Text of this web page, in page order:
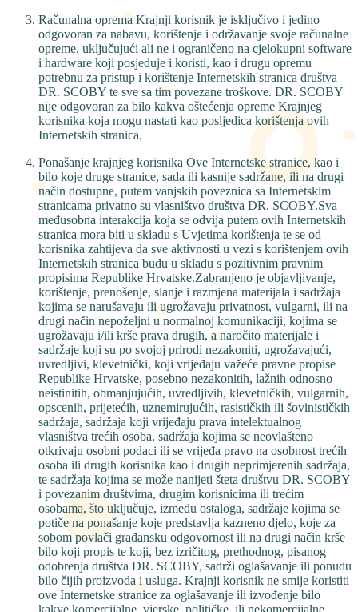
Računalna oprema Krajnji korisnik je isključivo i jedino
odgovoran za nabavu, korištenje i održavanje svoje računalne
opreme, uključujući ali ne i ograničeno na cjelokupni software
i hardware koji posjeduje i koristi, kao i drugu opremu
potrebnu za pristup i korištenje Internetskih stranica društva
DR. SCOBY te sve sa tim povezane troškove. DR. SCOBY
nije odgovoran za bilo kakva oštećenja opreme Krajnjeg
korisnika koja mogu nastati kao posljedica korištenja ovih
Internetskih stranica.
Ponašanje krajnjeg korisnika Ove Internetske stranice, kao i
bilo koje druge stranice, sada ili kasnije sadržane, ili na drugi
način dostupne, putem vanjskih poveznica sa Internetskim
stranicama privatno su vlasništvo društva DR. SCOBY.Sva
međusobna interakcija koja se odvija putem ovih Internetskih
stranica mora biti u skladu s Uvjetima korištenja te se od
korisnika zahtijeva da sve aktivnosti u vezi s korištenjem ovih
Internetskih stranica budu u skladu s pozitivnim pravnim
propisima Republike Hrvatske.Zabranjeno je objavljivanje,
korištenje, prenošenje, slanje i razmjena materijala i sadržaja
kojima se narušavaju ili ugrožavaju privatnost, vulgarni, ili na
drugi način nepoželjni u normalnoj komunikaciji, kojima se
ugrožavaju i/ili krše prava drugih, a naročito materijale i
sadržaje koji su po svojoj prirodi nezakoniti, ugrožavajući,
uvredljivi, klevetnički, koji vrijeđaju važeće pravne propise
Republike Hrvatske, posebno nezakonitih, lažnih odnosno
neistinitih, obmanjujućih, uvredljivih, klevetničkih, vulgarnih,
opscenih, prijetećih, uznemirujućih, rasističkih ili šovinističkih
sadržaja, sadržaja koji vrijeđaju prava intelektualnog
vlasništva trećih osoba, sadržaja kojima se neovlašteno
otkrivaju osobni podaci ili se vrijeđa pravo na osobnost trećih
osoba ili drugih korisnika kao i drugih neprimjerenih sadržaja,
te sadržaja kojima se može nanijeti šteta društvu DR. SCOBY
i povezanim društvima, drugim korisnicima ili trećim
osobama, što uključuje, između ostaloga, sadržaje kojima se
potiče na ponašanje koje predstavlja kazneno djelo, koje za
sobom povlači građansku odgovornost ili na drugi način krše
bilo koji propis te koji, bez izričitog, prethodnog, pisanog
odobrenja društva DR. SCOBY, sadrži oglašavanje ili ponudu
bilo čijih proizvoda i usluga. Krajnji korisnik ne smije koristiti
ove Internetske stranice za oglašavanje ili izvođenje bilo
kakve komercijalne, vjerske, političke, ili nekomercijalne